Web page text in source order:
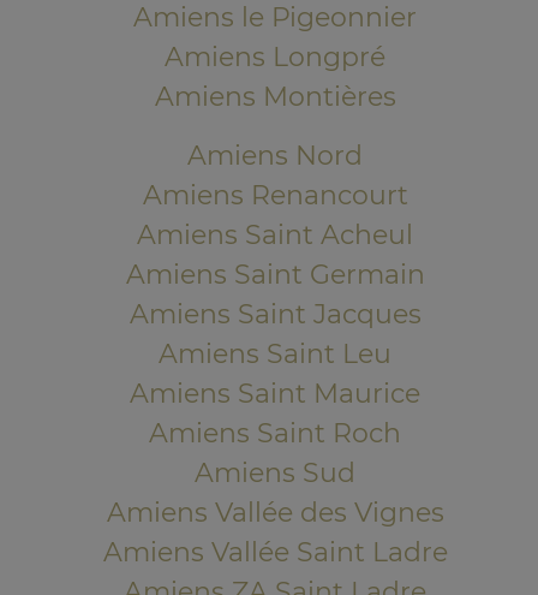
Amiens le Pigeonnier
Amiens Longpré
Amiens Montières
Amiens Nord
Amiens Renancourt
Amiens Saint Acheul
Amiens Saint Germain
Amiens Saint Jacques
Amiens Saint Leu
Amiens Saint Maurice
Amiens Saint Roch
Amiens Sud
Amiens Vallée des Vignes
Amiens Vallée Saint Ladre